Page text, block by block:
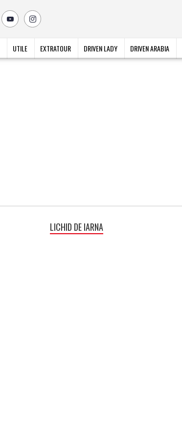
UTILE EXTRATOUR DRIVEN LADY DRIVEN ARABIA
LICHID DE IARNA